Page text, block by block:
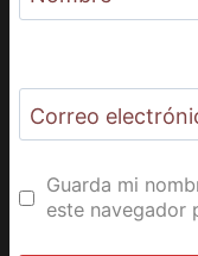
Correo
Guarda mi
este navegador